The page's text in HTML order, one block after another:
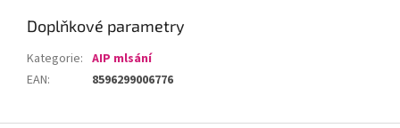
Doplňkové parametry
Kategorie: AIP mlsání
EAN: 8596299006776